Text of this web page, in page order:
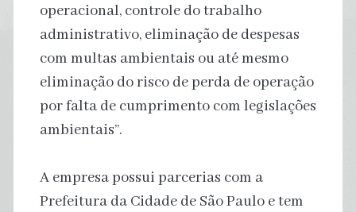
operacional, controle do trabalho
administrativo, eliminação de despesas
com multas ambientais ou até mesmo
eliminação do risco de perda de operação
por falta de cumprimento com legislações
ambientais”.
A empresa possui parcerias com a
Prefeitura da Cidade de São Paulo e tem